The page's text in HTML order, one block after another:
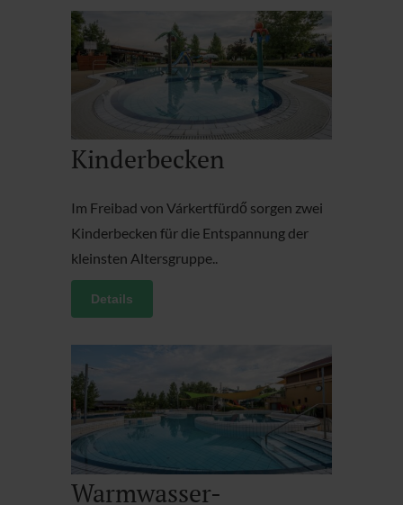
Kinderbecken
Im Freibad von Várkertfürdő sorgen zwei
Kinderbecken für die Entspannung der
kleinsten Altersgruppe..
Details
Warmwasser-